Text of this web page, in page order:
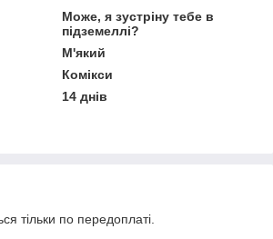
Може, я зустріну тебе в
підземеллі?
М'який
Комікси
14 днів
тільки по передоплаті.